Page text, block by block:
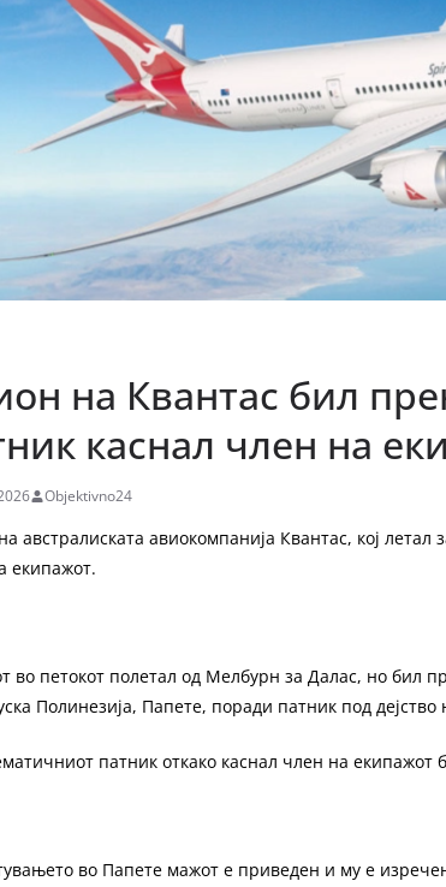
на Квантас бил
каснал член на
Objektivno24
австралиската авиокомпанија Квантас, кој
екипажот.
во петокот полетал од Мелбурн за Далас, но бил
Полинезија, Папете, поради патник под дејство
патник откако каснал член на екипажот
во Папете мажот е приведен и му е